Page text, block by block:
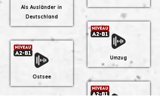
Als Ausländer in
Deutschland
Ostsee
Umzug